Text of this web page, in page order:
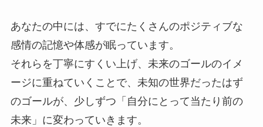
あなたの中には、すでにたくさんのポジティブな
感情の記憶や体感が眠っています。
それらを丁寧にすくい上げ、未来のゴールのイメ
ージに重ねていくことで、未知の世界だったはず
のゴールが、少しずつ「自分にとって当たり前の
未来」に変わっていきます。